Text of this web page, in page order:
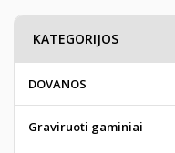
KATEGORIJOS
DOVANOS
Graviruoti gaminiai